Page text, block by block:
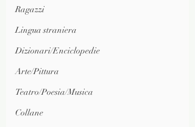
Ragazzi
Lingua straniera
Dizionari/Enciclopedie
Arte/Pittura
Teatro/Poesia/Musica
Collane